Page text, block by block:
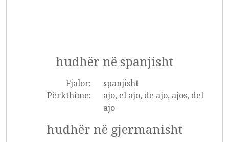
hudhër në spanjisht
Fjalor:
spanjisht
Përkthime:
ajo, el ajo, de ajo, ajos, del
ajo
hudhër në gjermanisht